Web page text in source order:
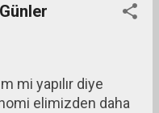
sanayi olacaktır’
mi yapılır diye
elimizden daha